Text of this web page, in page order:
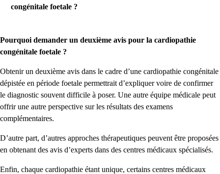
congénitale foetale ?
Pourquoi demander un deuxième avis pour la cardiopathie
congénitale foetale ?
Obtenir un deuxième avis dans le cadre d’une cardiopathie congénitale
dépistée en période foetale permettrait d’expliquer voire de confirmer
le diagnostic souvent difficile à poser. Une autre équipe médicale peut
offrir une autre perspective sur les résultats des examens
complémentaires.
D’autre part, d’autres approches thérapeutiques peuvent être proposées
en obtenant des avis d’experts dans des centres médicaux spécialisés.
Enfin, chaque cardiopathie étant unique, certains centres médicaux